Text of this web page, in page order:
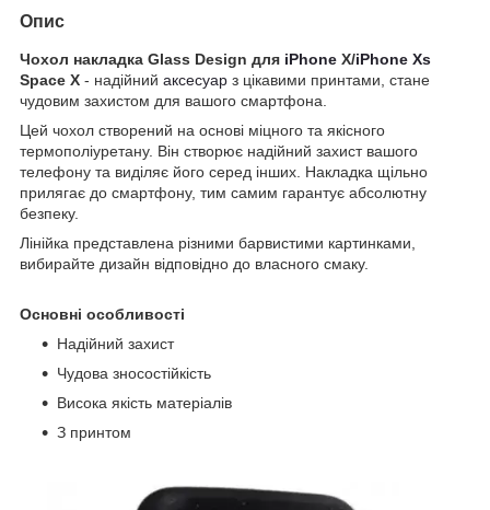
Опис
Чохол накладка Glass Design для iPhone X/iPhone Xs
Space X - надійний аксесуар з цікавими принтами, стане
чудовим захистом для вашого смартфона.
Цей чохол створений на основі міцного та якісного
термополіуретану. Він створює надійний захист вашого
телефону та виділяє його серед інших. Накладка щільно
прилягає до смартфону, тим самим гарантує абсолютну
безпеку.
Лінійка представлена різними барвистими картинками,
вибирайте дизайн відповідно до власного смаку.
Основні особливості
Надійний захист
Чудова зносостійкість
Висока якість матеріалів
З принтом